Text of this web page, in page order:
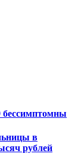
бессимптомны
в
рублей